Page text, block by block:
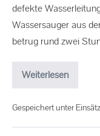
defekte
Wassersauger aus
betrug rund zwei
Weiterlesen
Gespeichert unter